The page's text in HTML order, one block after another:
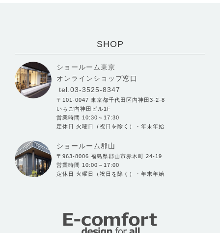
SHOP
ショールーム東京
オンラインショップ窓口
tel.03-3525-8347
〒101-0047 東京都千代田区内神田3-2-8
いちご内神田ビル1F
営業時間 10:30～17:30
定休日 火曜日（祝日を除く）・年末年始
ショールーム郡山
〒963-8006 福島県郡山市赤木町 24-19
営業時間 10:00～17:00
定休日 火曜日（祝日を除く）・年末年始